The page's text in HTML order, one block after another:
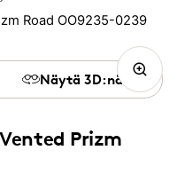
Road OO9235-0239
Prizm
Näytä 3D:nä